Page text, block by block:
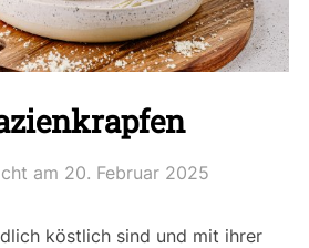
am 20. Februar 2025
köstlich sind und mit ihrer